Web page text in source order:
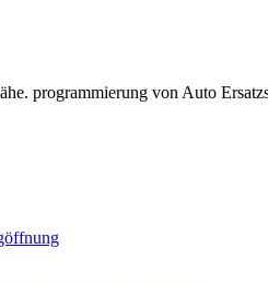
programmierung von Auto